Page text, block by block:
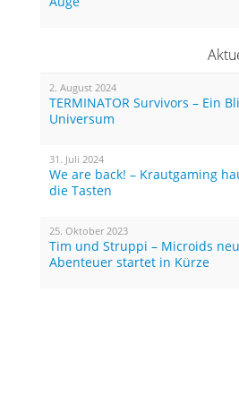
2. August 2024
TERMINATOR Survivors – Ein
Universum
31. Juli 2024
We are back! – Krautgaming
die Tasten
25. Oktober 2023
Tim und Struppi – Microids
Abenteuer startet in Kürze